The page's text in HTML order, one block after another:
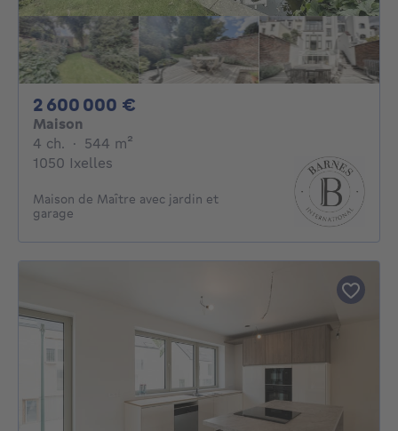
2 600 000 €
Maison
4 ch. 4 chambres
· 544 m²
1050 Ixelles
Maison de Maître avec jardin et
garage